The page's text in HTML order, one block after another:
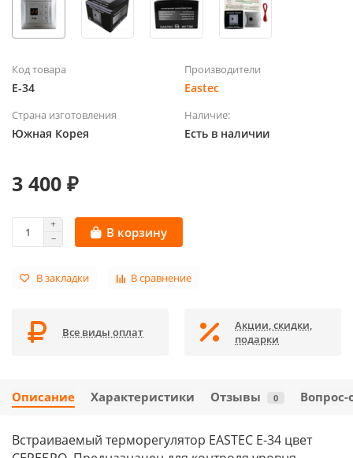
Код товара
E-34
Производители
Eastec
Страна изготовления
Южная Корея
Наличие:
Есть в наличии
3 400 ₽
В корзину
В закладки В сравнение
Все виды оплат
Акции, скидки,
подарки
Описание Характеристики Отзывы 0 Вопрос-
Встраиваемый терморегулятор EASTEC E-34 цвет